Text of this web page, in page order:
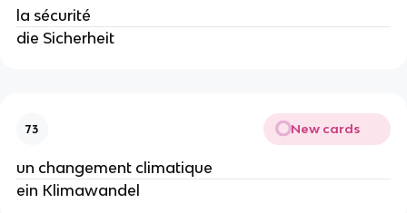
la sécurité
die Sicherheit
73 New cards
un changement climatique
ein Klimawandel